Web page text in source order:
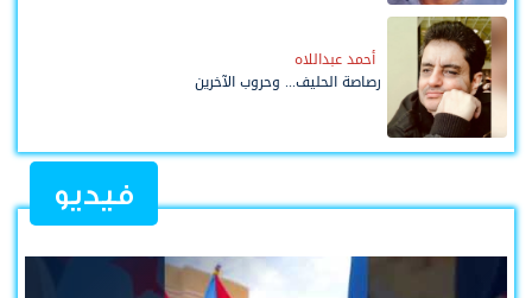
أحمد عبداللاه
رصاصة الحليف... وحروب الآخرين
فيديو